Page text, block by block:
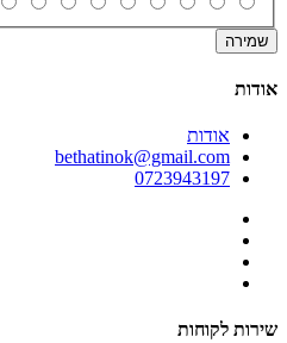
שמירה
אודות
אודות
bethatinok@gmail.com
0723943197
שירות לקוחות